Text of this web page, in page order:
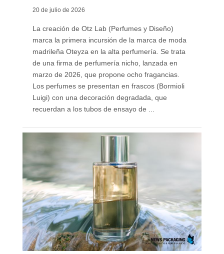
20 de julio de 2026
La creación de Otz Lab (Perfumes y Diseño)
marca la primera incursión de la marca de moda
madrileña Oteyza en la alta perfumería. Se trata
de una firma de perfumería nicho, lanzada en
marzo de 2026, que propone ocho fragancias.
Los perfumes se presentan en frascos (Bormioli
Luigi) con una decoración degradada, que
recuerdan a los tubos de ensayo de ...